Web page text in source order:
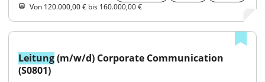
Von 120.000,00 € bis 160.000,00 €
Leitung (m/w/d) Corporate Communication
(S0801)